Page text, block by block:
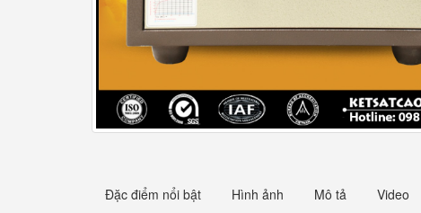
Đặc điểm nổi bật Hình ảnh Mô tả Video